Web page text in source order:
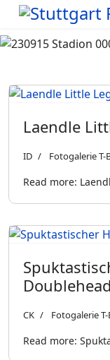
Laendle
ID Fotogalerie T-
Read more:
CK Fotogalerie T-
Read more: